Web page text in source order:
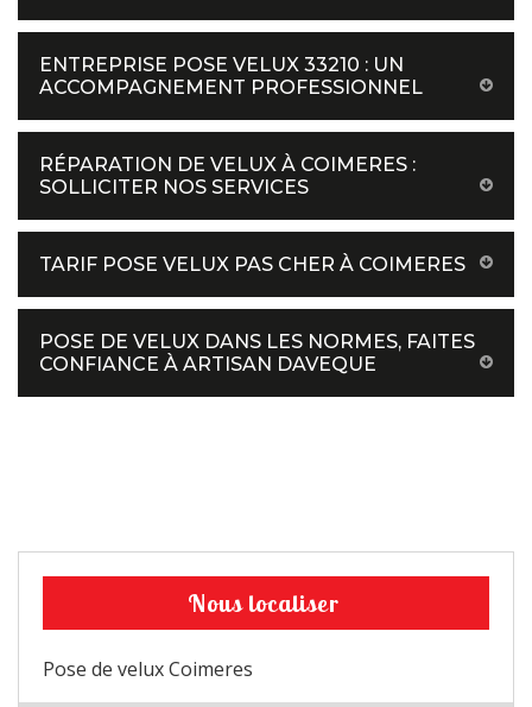
ENTREPRISE POSE VELUX 33210 : UN
ACCOMPAGNEMENT PROFESSIONNEL
RÉPARATION DE VELUX À COIMERES :
SOLLICITER NOS SERVICES
TARIF POSE VELUX PAS CHER À COIMERES
POSE DE VELUX DANS LES NORMES, FAITES
CONFIANCE À ARTISAN DAVEQUE
Nous localiser
Pose de velux Coimeres